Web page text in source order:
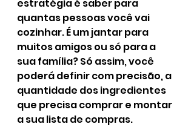
estratégia é saber para
quantas pessoas você vai
cozinhar. É um jantar para
muitos amigos ou só para a
sua família? Só assim, você
poderá definir com precisão, a
quantidade dos ingredientes
que precisa comprar e montar
a sua lista de compras.